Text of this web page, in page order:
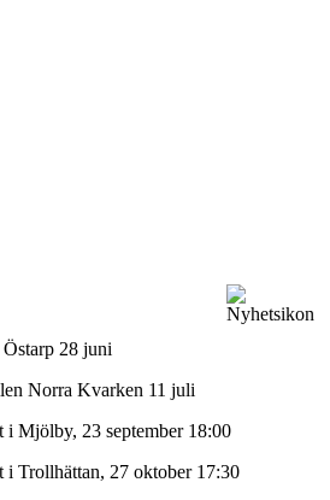
28 juni
Norra Kvarken 11 juli
Mjölby, 23 september 18:00
Trollhättan, 27 oktober 17:30